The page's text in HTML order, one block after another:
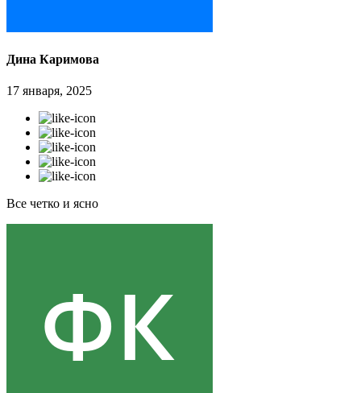
Дина Каримова
17 января, 2025
Все четко и ясно